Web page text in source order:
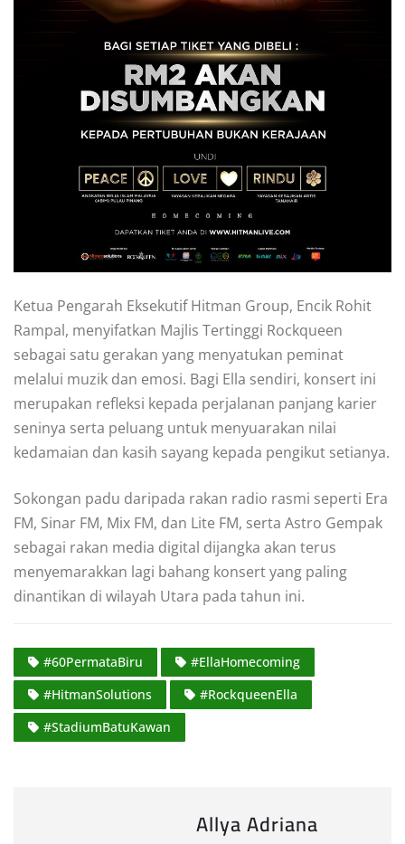
Ketua Pengarah Eksekutif Hitman Group, Encik Rohit
Rampal, menyifatkan Majlis Tertinggi Rockqueen
sebagai satu gerakan yang menyatukan peminat
melalui muzik dan emosi. Bagi Ella sendiri, konsert ini
merupakan refleksi kepada perjalanan panjang karier
seninya serta peluang untuk menyuarakan nilai
kedamaian dan kasih sayang kepada pengikut setianya.
Sokongan padu daripada rakan radio rasmi seperti Era
FM, Sinar FM, Mix FM, dan Lite FM, serta Astro Gempak
sebagai rakan media digital dijangka akan terus
menyemarakkan lagi bahang konsert yang paling
dinantikan di wilayah Utara pada tahun ini.
#60PermataBiru
#EllaHomecoming
#HitmanSolutions
#RockqueenElla
#StadiumBatuKawan
Allya Adriana